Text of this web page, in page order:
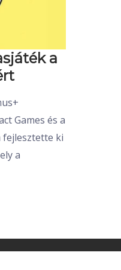
a
Games és a
fejlesztette ki
a